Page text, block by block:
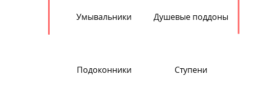
Умывальники Душевые поддоны
Подоконники Ступени